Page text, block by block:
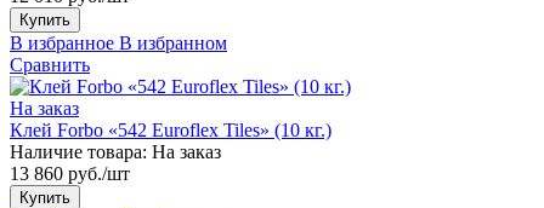
Купить
В избранное В избранном
Сравнить
На заказ
Клей Forbo «542 Euroflex Tiles» (10 кг.)
Наличие товара: На заказ
13 860 руб./шт
Купить